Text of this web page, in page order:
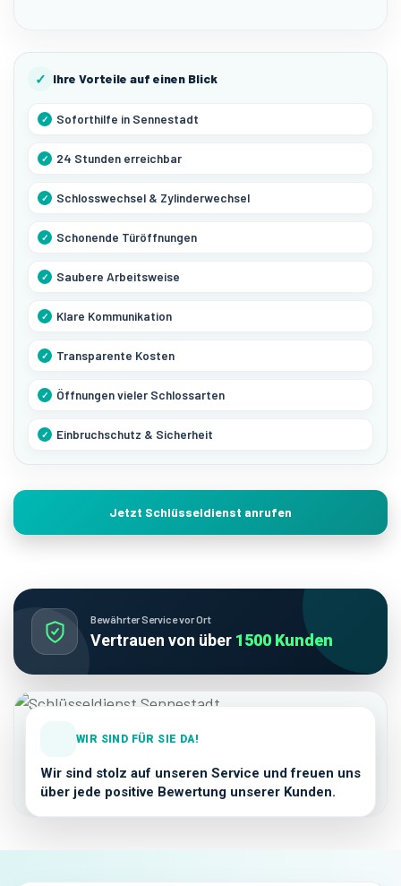
✓ Ihre Vorteile auf einen Blick
Soforthilfe in Sennestadt
24 Stunden erreichbar
Schlosswechsel & Zylinderwechsel
Schonende Türöffnungen
Saubere Arbeitsweise
Klare Kommunikation
Transparente Kosten
Öffnungen vieler Schlossarten
Einbruchschutz & Sicherheit
Jetzt Schlüsseldienst anrufen
Bewährter Service vor Ort
Vertrauen von über 1500 Kunden
WIR SIND FÜR SIE DA!
Wir sind stolz auf unseren Service und freuen uns
über jede positive Bewertung unserer Kunden.